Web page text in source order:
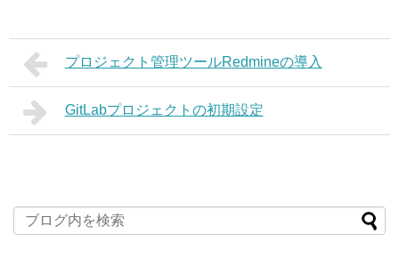
プロジェクト管理ツールRedmineの導入
GitLabプロジェクトの初期設定